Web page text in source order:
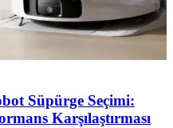
Süpürge Seçimi:
Karşılaştırması